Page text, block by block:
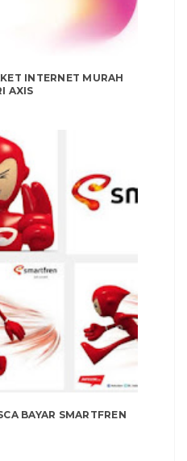
INTERNET MURAH
AXIS
BAYAR SMARTFREN